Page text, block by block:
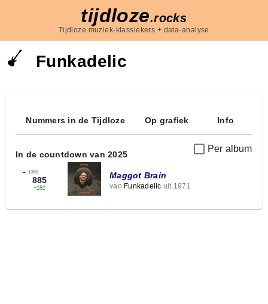
tijdloze.rocks
Tijdloze muziek-klassiekers + data-analyse
Funkadelic
Nummers in de Tijdloze Op grafiek Info
Per album
In de countdown van 2025
← 1066
885
+181
Maggot Brain
van Funkadelic uit 1971